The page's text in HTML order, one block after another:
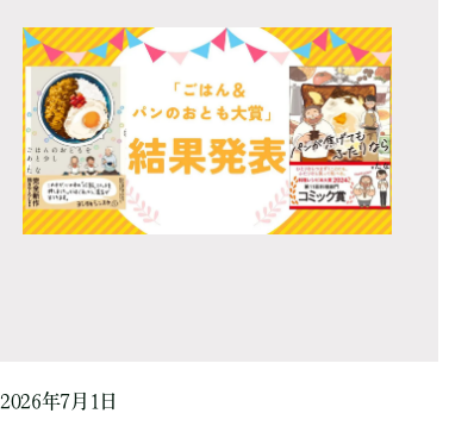
2026年7月1日